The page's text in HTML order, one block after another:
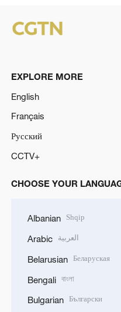
EXPLORE MORE
English
Français
Русский
CCTV+
CHOOSE YOUR
Albanian Shqip
Arabic العربية
Belarusian Беларуская
Bengali বাংলা
Bulgarian Български